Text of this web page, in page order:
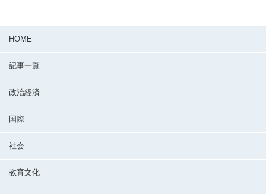
HOME
記事一覧
政治経済
国際
社会
教育文化